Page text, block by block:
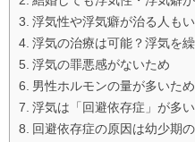
浮気性や浮気癖が治る人もい
浮気の治療は可能？浮気を
浮気の罪悪感がないため
男性ホルモンの量が多いため
浮気は「回避依存症」が多い
回避依存症の原因は幼少期